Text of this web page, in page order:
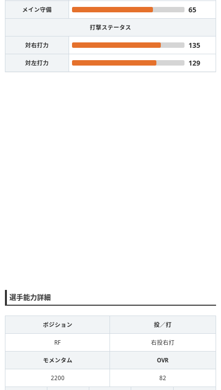
メイン守備 65
打撃ステータス
対右打力 135
対左打力 129
選手能力詳細
ポジション 投／打
RF 右投右打
モメンタム OVR
2200 82